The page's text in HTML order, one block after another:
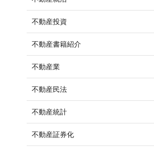
不動産投資
不動産書籍紹介
不動産業
不動産民法
不動産統計
不動産証券化